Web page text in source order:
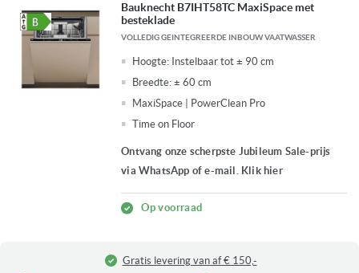
Bauknecht B7IHT58TC MaxiSpace met
besteklade
VOLLEDIG GEINTEGREERDE INBOUW VAATWASSER
Hoogte: Instelbaar tot ± 90 cm
Breedte: ± 60 cm
MaxiSpace | PowerClean Pro
Time on Floor
Ontvang onze scherpste Jubileum Sale-prijs
via WhatsApp of e-mail. Klik hier
Op voorraad
Gratis levering van af € 150,-